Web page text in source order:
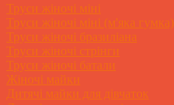
Труси жіночі міні
Труси жіночі міні (м'яка гумка)
Труси жіночі бразиліана
Труси жіночі стрінги
Труси жіночі батали
Жіночі майки
Дитячі майки для дівчаток